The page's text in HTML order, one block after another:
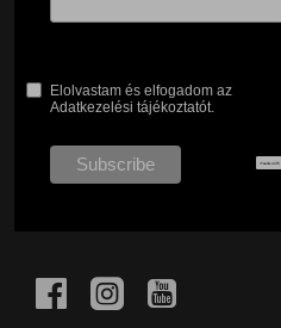
Elolvastam és elfogadom az
Adatkezelési tájékoztatót.